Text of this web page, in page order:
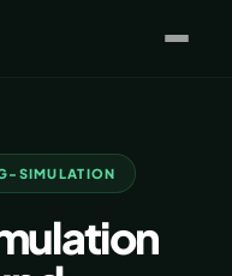
SIMULATION